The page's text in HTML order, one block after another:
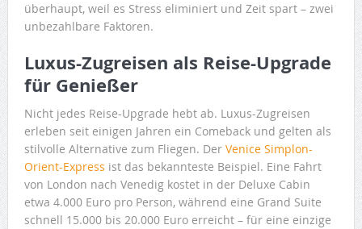
überhaupt, weil es Stress eliminiert und Zeit spart – zwei
unbezahlbare Faktoren.
Luxus-Zugreisen als Reise-Upgrade
für Genießer
Nicht jedes Reise-Upgrade hebt ab. Luxus-Zugreisen
erleben seit einigen Jahren ein Comeback und gelten als
stilvolle Alternative zum Fliegen. Der Venice Simplon-
Orient-Express ist das bekannteste Beispiel. Eine Fahrt
von London nach Venedig kostet in der Deluxe Cabin
etwa 4.000 Euro pro Person, während eine Grand Suite
schnell 15.000 bis 20.000 Euro erreicht – für eine einzige